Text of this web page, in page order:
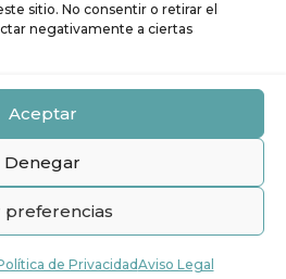
sitio. No consentir o retirar el
negativamente a ciertas
Aceptar
Denegar
preferencias
de PrivacidadAviso Legal
Política de Privacidad
de contratación
cookies (UE)
desistimiento
©Copyright 2021.
con ❤️️ en Gijón.